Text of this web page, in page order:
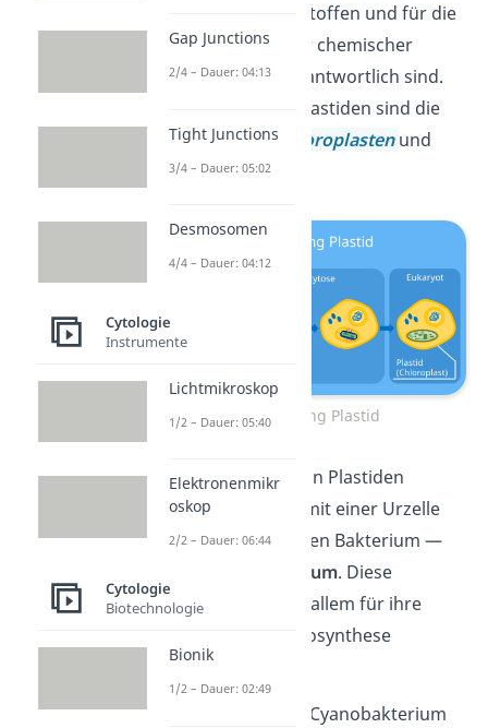
Speicherung von Stoffen und für die
Synthese wichtiger chemischer
Verbindungen verantwortlich sind.
Die bekannteste Plastiden sind die
Leukoplasten,Chloroplasten und
Chromoplasten
Entstehung Plastid
Die Entwicklung von Plastiden
beginnt ebenfalls mit einer Urzelle
und einem speziellen Bakterium —
Cyanobakterium. Diese
Bakterien sind vor allem für ihre
Fähigkeit zur Photosynthese
bekannt.
Als die Urzelle das Cyanobakterium
Gap Junctions
2/4 – Dauer: 04:13
Tight Junctions
3/4 – Dauer: 05:02
Desmosomen
4/4 – Dauer: 04:12
Cytologie
Instrumente
Lichtmikroskop
1/2 – Dauer: 05:40
Elektronenmikr
oskop
2/2 – Dauer: 06:44
Cytologie
Biotechnologie
Bionik
1/2 – Dauer: 02:49